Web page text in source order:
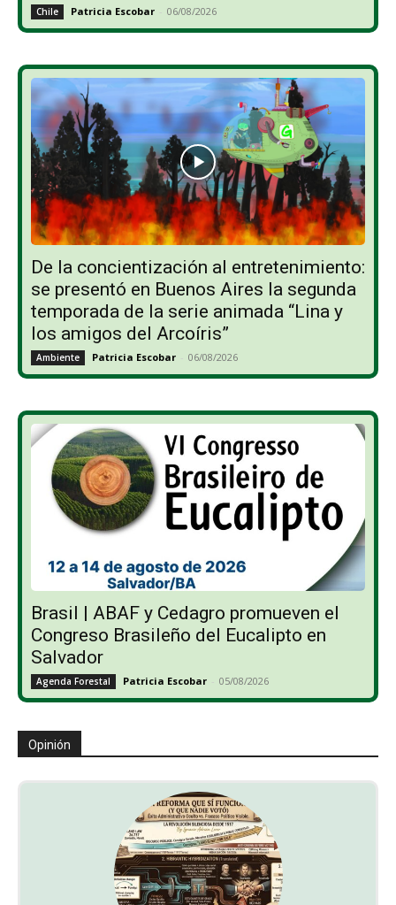
Chile Patricia Escobar - 06/08/2026
De la concientización al entretenimiento:
se presentó en Buenos Aires la segunda
temporada de la serie animada “Lina y
los amigos del Arcoíris”
Ambiente Patricia Escobar - 06/08/2026
Brasil | ABAF y Cedagro promueven el
Congreso Brasileño del Eucalipto en
Salvador
Agenda Forestal Patricia Escobar - 05/08/2026
Opinión